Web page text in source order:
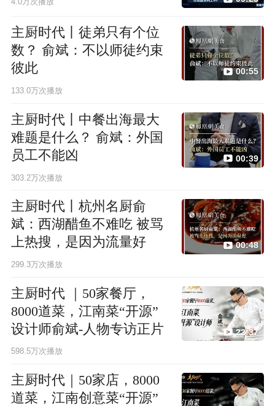
主厨时代丨徒弟只有个位
数？ 俞斌：不以师徒约束
彼此
133.0万次播放
00:55
主厨时代丨中餐出海最大
难题是什么？ 俞斌：外国
员工不能凶
303.2万次播放
00:39
主厨时代丨杭州名厨俞
斌：西湖醋鱼不难吃 被骂
上热搜，是因为流量好
299.3万次播放
00:48
主厨时代 ｜50家餐厅，
8000道菜，江南菜“开源”
设计师俞斌-人物专访正片
598.5万次播放
22:37
主厨时代｜50家店，8000
道菜，江南创意菜“开源”